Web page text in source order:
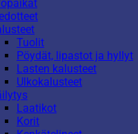
Tuolit
Pöydät, lipastot ja hyllyt
Lasten kalusteet
Ulkokalusteet
Laatikot
Korit